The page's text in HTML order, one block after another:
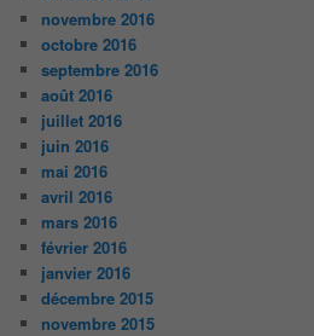
novembre 2016
octobre 2016
septembre 2016
août 2016
juillet 2016
juin 2016
mai 2016
avril 2016
mars 2016
février 2016
janvier 2016
décembre 2015
novembre 2015